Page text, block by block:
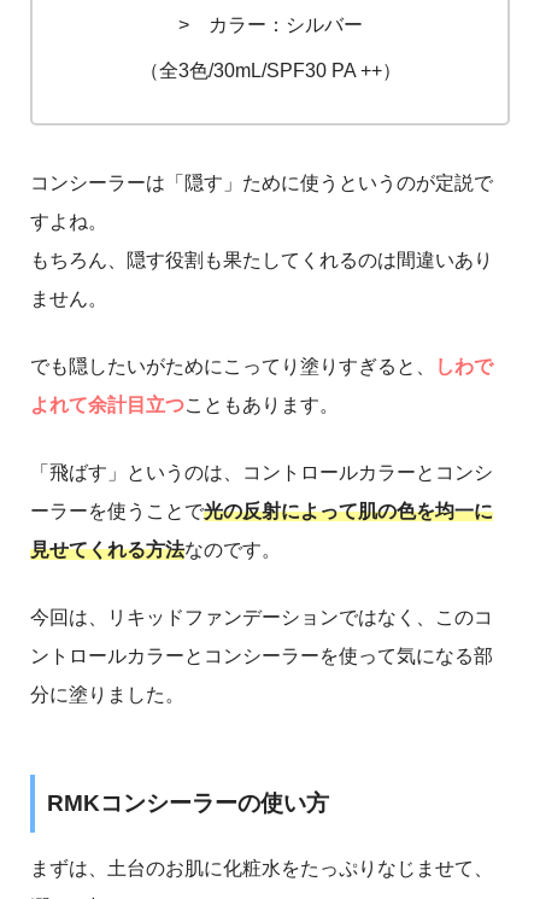
> カラー：シルバー
（全3色/30mL/SPF30 PA ++）
コンシーラーは「隠す」ために使うというのが定説で
すよね。
もちろん、隠す役割も果たしてくれるのは間違いあり
ません。
でも隠したいがためにこってり塗りすぎると、
しわで
よれて余計目立つこともあります。
「飛ばす」というのは、コントロールカラーとコンシ
ーラーを使うことで光の反射によって肌の色を均一に
見せてくれる方法なのです。
今回は、リキッドファンデーションではなく、このコ
ントロールカラーとコンシーラーを使って気になる部
分に塗りました。
RMKコンシーラーの使い方
まずは、土台のお肌に化粧水をたっぷりなじませて、